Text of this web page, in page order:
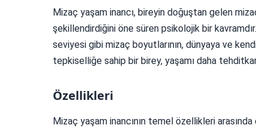
Mizaç yaşam inancı, bireyin doğuştan gelen
şekillendirdiğini öne süren psikolojik bir
seviyesi gibi mizaç boyutlarının, dünyaya ve
tepkiselliğe sahip bir birey, yaşamı daha
Özellikleri
Mizaç yaşam inancının temel özellikleri